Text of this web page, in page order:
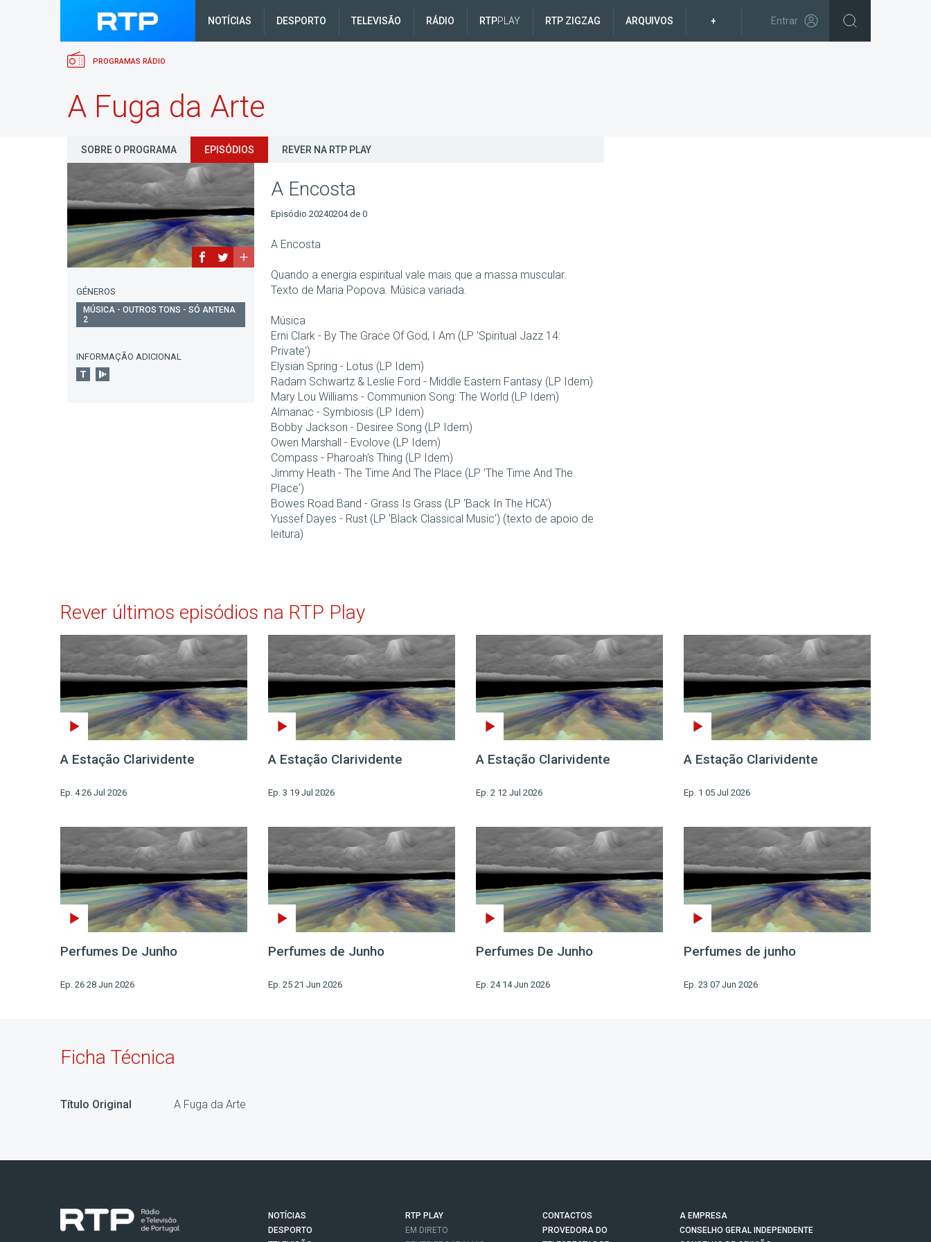
NOTÍCIAS DESPORTO TELEVISÃO RÁDIO RTPPLAY RTP ZIGZAG ARQUIVOS + Entrar
PROGRAMAS RÁDIO
A Fuga da Arte
SOBRE O PROGRAMA EPISÓDIOS REVER NA RTP PLAY
GÉNEROS
MÚSICA - OUTROS TONS - SÓ ANTENA
2
INFORMAÇÃO ADICIONAL
A Encosta
Episódio 20240204 de 0
A Encosta
Quando a energia espiritual vale mais que a massa muscular.
Texto de Maria Popova. Música variada.
Música
Erni Clark - By The Grace Of God, I Am (LP 'Spiritual Jazz 14:
Private')
Elysian Spring - Lotus (LP Idem)
Radam Schwartz & Leslie Ford - Middle Eastern Fantasy (LP Idem)
Mary Lou Williams - Communion Song: The World (LP Idem)
Almanac - Symbiosis (LP Idem)
Bobby Jackson - Desiree Song (LP Idem)
Owen Marshall - Evolove (LP Idem)
Compass - Pharoah's Thing (LP Idem)
Jimmy Heath - The Time And The Place (LP 'The Time And The
Place')
Bowes Road Band - Grass Is Grass (LP 'Back In The HCA')
Yussef Dayes - Rust (LP 'Black Classical Music') (texto de apoio de
leitura)
Rever últimos episódios na RTP Play
A Estação Clarividente
Ep. 4 26 Jul 2026
A Estação Clarividente
Ep. 3 19 Jul 2026
A Estação Clarividente
Ep. 2 12 Jul 2026
A Estação Clarividente
Ep. 1 05 Jul 2026
Perfumes De Junho
Ep. 26 28 Jun 2026
Perfumes de Junho
Ep. 25 21 Jun 2026
Perfumes De Junho
Ep. 24 14 Jun 2026
Perfumes de junho
Ep. 23 07 Jun 2026
Ficha Técnica
Título Original A Fuga da Arte
NOTÍCIAS
DESPORTO
RTP PLAY
EM DIRETO
CONTACTOS
PROVEDORA DO
A EMPRESA
CONSELHO GERAL INDEPENDENTE